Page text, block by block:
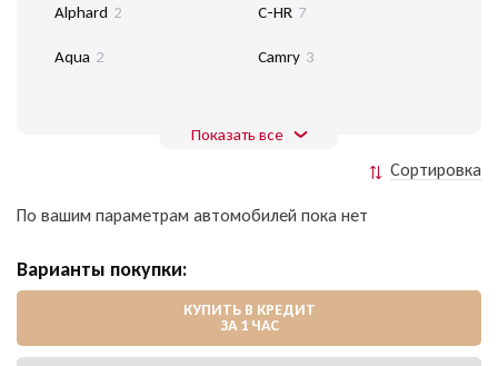
Alphard 2
Aqua 2
C-HR 7
Camry 3
Показать все
Сортировка
По вашим параметрам автомобилей пока нет
Варианты покупки:
КУПИТЬ В КРЕДИТ
ЗА 1 ЧАС